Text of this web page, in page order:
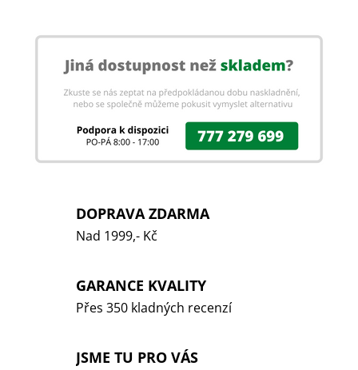
DOPRAVA ZDARMA
Nad 1999,- Kč
GARANCE KVALITY
Přes 350 kladných recenzí
JSME TU PRO VÁS